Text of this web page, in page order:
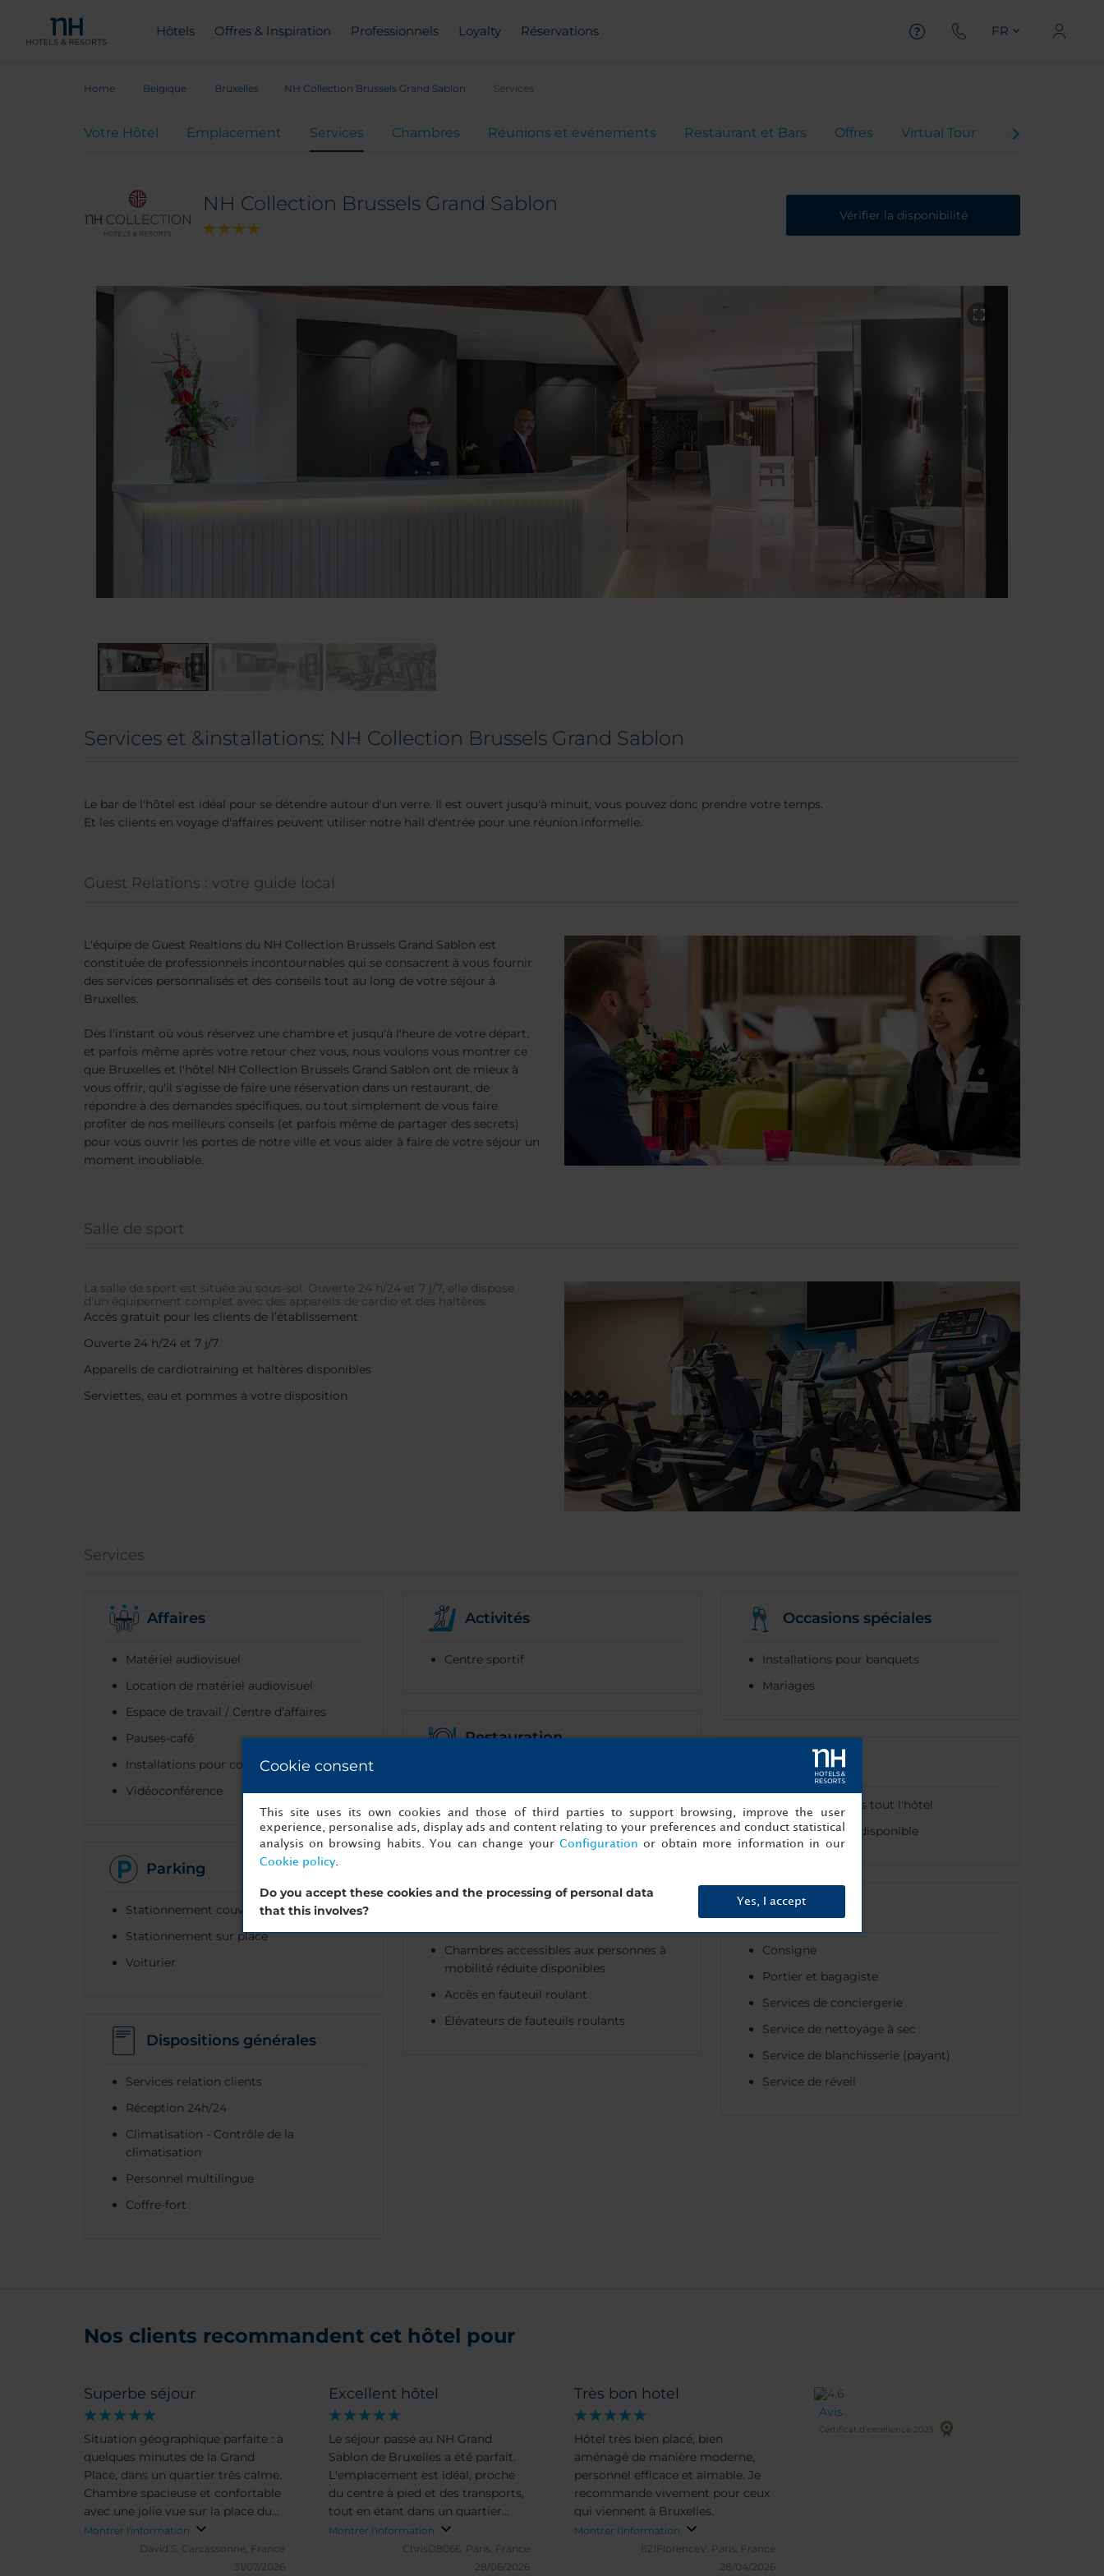
Hôtels Offres & Inspiration Professionnels Loyalty Réservations FR
Home Belgique Bruxelles NH Collection Brussels Grand Sablon Services
Votre Hôtel Emplacement Services Chambres Réunions et événements Restaurant et Bars Offres Virtual Tour Vidéo de
NH Collection Brussels Grand Sablon Vérifier la disponibilité
Services et &installations: NH Collection Brussels Grand Sablon
Le bar de l'hôtel est idéal pour se détendre autour d'un verre. Il est ouvert jusqu'à minuit, vous pouvez donc prendre votre temps.
Et les clients en voyage d'affaires peuvent utiliser notre hall d'entrée pour une réunion informelle.
Guest Relations : votre guide local
L'équipe de Guest Realtions du NH Collection Brussels Grand Sablon est
constituée de professionnels incontournables qui se consacrent à vous fournir
des services personnalisés et des conseils tout au long de votre séjour à
Bruxelles.
Dès l'instant où vous réservez une chambre et jusqu'à l'heure de votre départ,
et parfois même après votre retour chez vous, nous voulons vous montrer ce
que Bruxelles et l'hôtel NH Collection Brussels Grand Sablon ont de mieux à
vous offrir, qu'il s'agisse de faire une réservation dans un restaurant, de
répondre à des demandes spécifiques, ou tout simplement de vous faire
profiter de nos meilleurs conseils (et parfois même de partager des secrets)
pour vous ouvrir les portes de notre ville et vous aider à faire de votre séjour un
moment inoubliable.
Salle de sport
La salle de sport est située au sous-sol. Ouverte 24 h/24 et 7 j/7, elle dispose
d'un équipement complet avec des appareils de cardio et des haltères.
Accès gratuit pour les clients de l’établissement
Ouverte 24 h/24 et 7 j/7
Appareils de cardiotraining et haltères disponibles
Serviettes, eau et pommes à votre disposition
Services
Affaires
Matériel audiovisuel
Location de matériel audiovisuel
Espace de travail / Centre d’affaires
Pauses-café
Installations pour conférence
Vidéoconférence
Activités
Centre sportif
Occasions spéciales
Installations pour banquets
Mariages
Restauration
Restaurant
Services de chambres
Internet
Wi-Fi gratuit dans tout l'hôtel
Wi-Fi haut débit disponible
Parking
Stationnement couvert
Stationnement sur place
Voiturier
Chambres accessibles aux personnes à
mobilité réduite disponibles
Accès en fauteuil roulant
Élévateurs de fauteuils roulants
Services
Consigne
Portier et bagagiste
Services de conciergerie
Service de nettoyage à sec
Service de blanchisserie (payant)
Service de réveil
Dispositions générales
Services relation clients
Réception 24h/24
Climatisation - Contrôle de la
climatisation
Personnel multilingue
Coffre-fort
Nos clients recommandent cet hôtel pour
Superbe séjour
Situation géographique parfaite : à
quelques minutes de la Grand
Place, dans un quartier très calme.
Chambre spacieuse et confortable
avec une jolie vue sur la place du
Sablon.
Montrer l'information
David S. Carcassonne, France
31/07/2026
Excellent hôtel
Le séjour passé au NH Grand
Sablon de Bruxelles a été parfait.
L'emplacement est idéal, proche
du centre à pied et des transports,
tout en étant dans un quartier
calme. Le personnel est souriant,
vous demande si tout se passe
bien. Le chambre, d'une propreté
Montrer l'information
ChrisD8066.
Paris, France
28/06/2026
Très bon hotel
Hôtel très bien placé, bien
aménagé de manière moderne,
personnel efficace et aimable. Je
recommande vivement pour ceux
qui viennent à Bruxelles.
Montrer l'information
821FlorenceV.
Paris, France
28/04/2026
Avis
Certificat d’excellence 2025
Cookie consent
This site uses its own cookies and those of third parties to support browsing, improve the user
experience, personalise ads, display ads and content relating to your preferences and conduct statistical
analysis on browsing habits. You can change your Configuration or obtain more information in our
Cookie policy.
Do you accept these cookies and the processing of personal data
that this involves?
Yes, I accept